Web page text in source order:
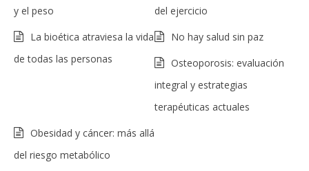
y el peso
del ejercicio
La bioética atraviesa la vida
de todas las personas
No hay salud sin paz
Osteoporosis: evaluación
integral y estrategias
terapéuticas actuales
Obesidad y cáncer: más allá
del riesgo metabólico